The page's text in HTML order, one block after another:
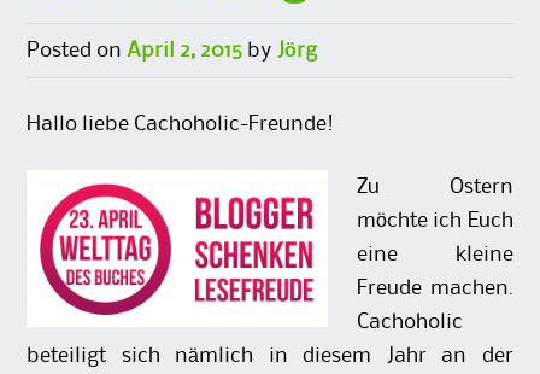
Posted onApril 2, 2015 byJörg
Hallo liebe Cachoholic-Freunde!
Zu Ostern
möchte ich Euch
eine kleine
Freude machen.
Cachoholic
beteiligt sich nämlich in diesem Jahr an der